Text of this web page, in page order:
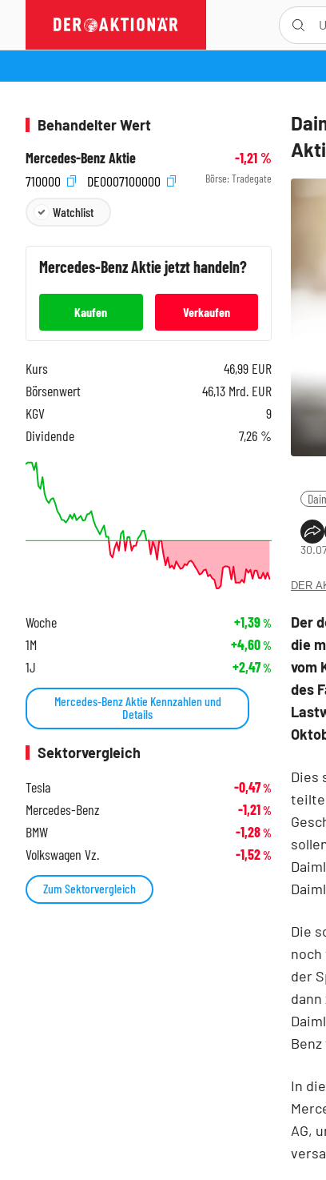
DER
Der
die
vom
des
Dies
teilte
Die
noch
der
In
AG,
Behandelter Wert
Mercedes-Benz Aktie
-1,21%
710000
DE0007100000 Börse: Tradegate
Watchlist
Mercedes-BenzAktie jetzt handeln?
Kaufen Verkaufen
Kurs 46,99 EUR
Börsenwert
46,13 Mrd. EUR
KGV
9
Dividende
7,26 %
Woche +1,39%
1M +4,60%
1J +2,47%
Mercedes-Benz Aktie Kennzahlen und
Details
Sektorvergleich
Tesla
-0,47%
Mercedes-Benz -1,21%
BMW -1,28%
Volkswagen Vz. -1,52%
Zum Sektorvergleich